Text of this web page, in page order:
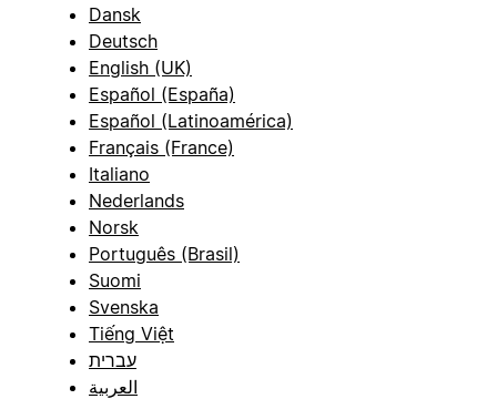
Dansk
Deutsch
English (UK)
Español (España)
Español (Latinoamérica)
Français (France)
Italiano
Nederlands
Norsk
Português (Brasil)
Suomi
Svenska
Tiếng Việt
עברית
العربية